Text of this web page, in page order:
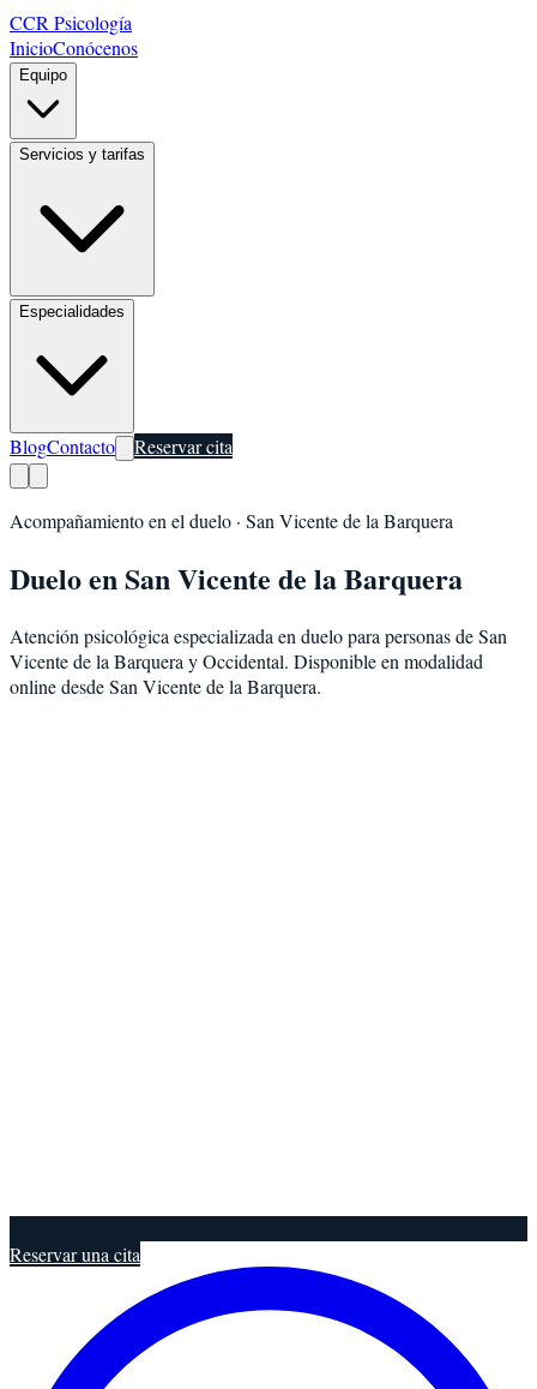
CCR Psicología
InicioConócenos
Equipo
Servicios y tarifas
Especialidades
BlogContacto Reservar cita
Acompañamiento en el duelo · San Vicente de la Barquera
DueloenSan Vicente de la Barquera
Atención psicológica especializada en duelopara personas deSan
Vicente de la Barquera yOccidental. Disponible en modalidad
online desde San Vicente de la Barquera.
Reservar una cita